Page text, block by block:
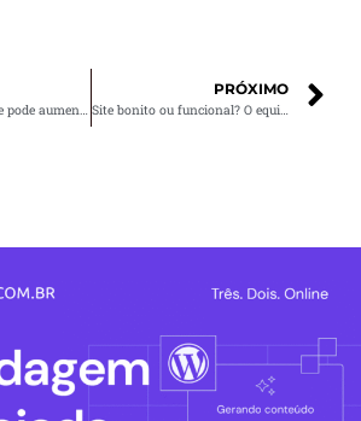
PRÓXIMO
Site bonito ou funcional? O equilíbrio ideal para converter mais